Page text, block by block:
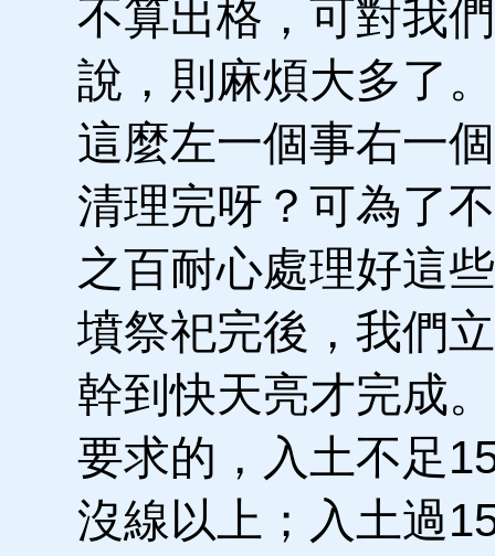
不算出格，可對我
說，則麻煩大多了
這麼左一個事右一
清理完呀？可為了
之百耐心處理好這
墳祭祀完後，我們
幹到快天亮才完成
要求的，入土不足
沒線以上；入土過